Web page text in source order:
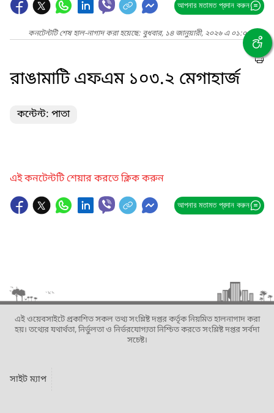
আপনার মতামত প্রদান করুন
কনটেন্টটি শেষ হাল-নাগাদ করা হয়েছে: বুধবার, ১৪ জানুয়ারী, ২০২৬ এ ০১:০৬ PM
রাঙামাটি এফএম ১০৩.২ মেগাহার্জ
কন্টেন্ট: পাতা
এই কনটেন্টটি শেয়ার করতে ক্লিক করুন
আপনার মতামত প্রদান করুন
এই ওয়েবসাইটে প্রকাশিত সকল তথ্য সংশ্লিষ্ট দপ্তর কর্তৃক নিয়মিত হালনাগাদ করা
হয়। তথ্যের যথার্থতা, নির্ভুলতা ও নির্ভরযোগ্যতা নিশ্চিত করতে সংশ্লিষ্ট দপ্তর সর্বদা
সচেষ্ট।
সাইট ম্যাপ